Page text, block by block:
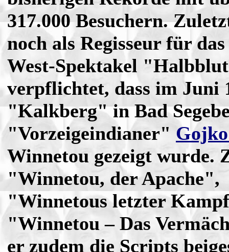
317.000 Besuchern.
noch als Regisseur für
West-Spektakel
verpflichtet, dass im Juni
"Kalkberg" in Bad
"Vorzeigeindianer"
Winnetou gezeigt wurde.
"Winnetou, der Apache",
"Winnetous letzter
"Winnetou – Das
er zudem die Scripts